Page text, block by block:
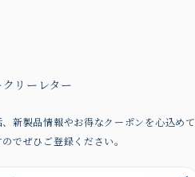
リーレター
新製品情報やお得なクーポンを心込めて
でぜひご登録ください。